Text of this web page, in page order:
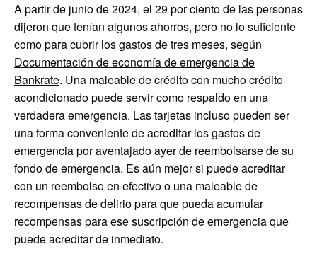
A partir de junio de 2024, el 29 por ciento de las personas
dijeron que tenían algunos ahorros, pero no lo suficiente
como para cubrir los gastos de tres meses, según
Documentación de economía de emergencia de
Bankrate. Una maleable de crédito con mucho crédito
acondicionado puede servir como respaldo en una
verdadera emergencia. Las tarjetas incluso pueden ser
una forma conveniente de acreditar los gastos de
emergencia por aventajado ayer de reembolsarse de su
fondo de emergencia. Es aún mejor si puede acreditar
con un reembolso en efectivo o una maleable de
recompensas de delirio para que pueda acumular
recompensas para ese suscripción de emergencia que
puede acreditar de inmediato.